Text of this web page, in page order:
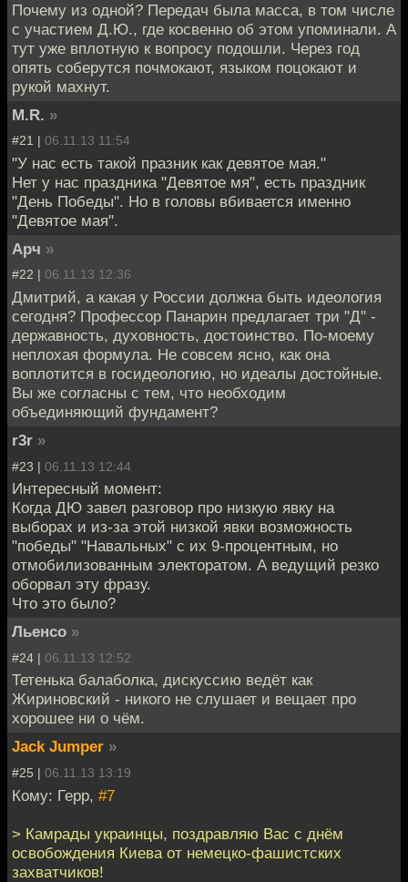
Почему из одной? Передач была масса, в том числе
с участием Д.Ю., где косвенно об этом упоминали. А
тут уже вплотную к вопросу подошли. Через год
опять соберутся почмокают, языком поцокают и
рукой махнут.
M.R. »
#21 | 06.11.13 11:54
"У нас есть такой празник как девятое мая."
Нет у нас праздника "Девятое мя", есть праздник
"День Победы". Но в головы вбивается именно
"Девятое мая".
Арч »
#22 | 06.11.13 12:36
Дмитрий, а какая у России должна быть идеология
сегодня? Профессор Панарин предлагает три "Д" -
державность, духовность, достоинство. По-моему
неплохая формула. Не совсем ясно, как она
воплотится в госидеологию, но идеалы достойные.
Вы же согласны с тем, что необходим
объединяющий фундамент?
r3r »
#23 | 06.11.13 12:44
Интересный момент:
Когда ДЮ завел разговор про низкую явку на
выборах и из-за этой низкой явки возможность
"победы" "Навальных" с их 9-процентным, но
отмобилизованным электоратом. А ведущий резко
оборвал эту фразу.
Что это было?
Льенсо »
#24 | 06.11.13 12:52
Тетенька балаболка, дискуссию ведёт как
Жириновский - никого не слушает и вещает про
хорошее ни о чём.
Jack Jumper »
#25 | 06.11.13 13:19
Кому: Герр, #7
> Камрады украинцы, поздравляю Вас с днём
освобождения Киева от немецко-фашистских
захватчиков!